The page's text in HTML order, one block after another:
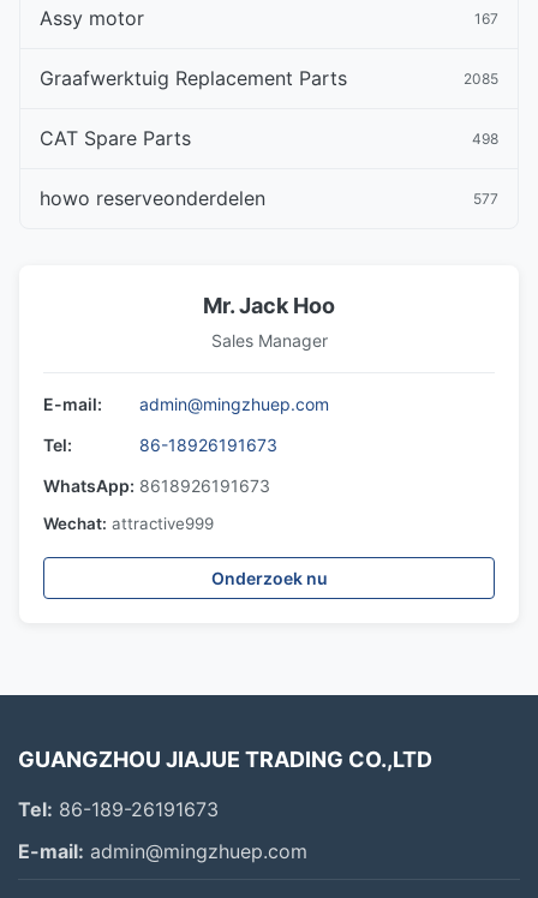
Assy motor 167
Graafwerktuig Replacement Parts 2085
CAT Spare Parts 498
howo reserveonderdelen 577
Mr. Jack Hoo
Sales Manager
E-mail:
admin@mingzhuep.com
Tel:
86-18926191673
WhatsApp: 8618926191673
Wechat: attractive999
Onderzoek nu
GUANGZHOU JIAJUE TRADING CO.,LTD
Tel: 86-189-26191673
E-mail: admin@mingzhuep.com